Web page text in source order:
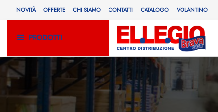
NOVITÀ OFFERTE CHI SIAMO CONTATTI CATALOGO VOLANTINO
PRODOTTI